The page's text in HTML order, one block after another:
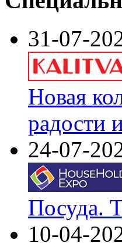
31-07-
Новая
радости
24-07-
Посуда.
10-04-